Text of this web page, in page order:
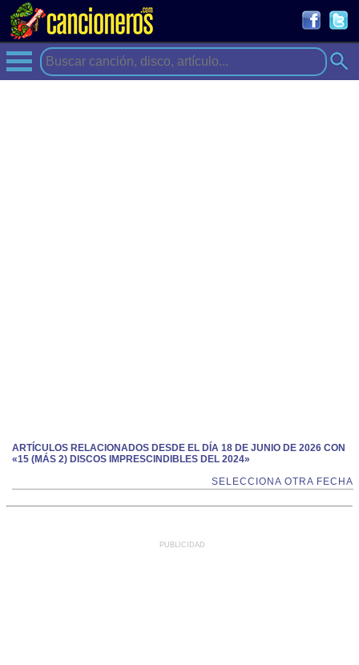
ARTÍCULOS RELACIONADOS DESDE EL DÍA 18 DE JUNIO DE 2026 CON
«15 (MÁS 2) DISCOS IMPRESCINDIBLES DEL 2024»
SELECCIONA OTRA FECHA
PUBLICIDAD